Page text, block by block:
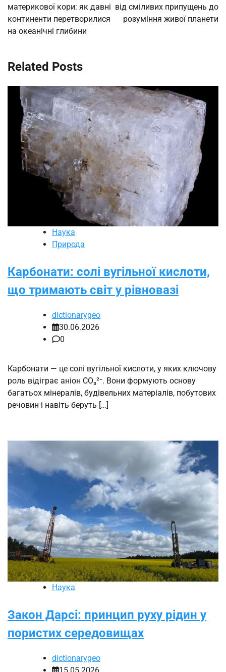
материкової кори: як давні
континенти перетворилися
на океанічні глибини
від сміливих припущень до
розуміння живої планети
Related Posts
Наука
Природа
Карбонати: солі вугільної кислоти,
що тримають світ у рівновазі
dictionarygeo
30.06.2026
0
Карбонати — це солі вугільної кислоти, у яких ключову
роль відіграє аніон CO₃²⁻. Вони формують основу
багатьох мінералів, будівельних матеріалів, побутових
речовин і навіть беруть […]
Наука
Закон Дарсі: принцип руху рідин у
пористих середовищах
dictionarygeo